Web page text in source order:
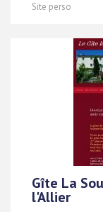
Site perso
Gîte La
l'Allier